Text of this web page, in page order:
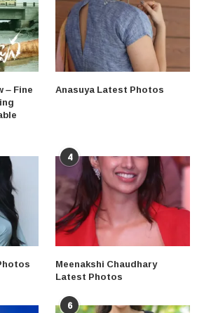
– Fine Anasuya Latest Photos
4
Meenakshi Chaudhary
Latest Photos
6